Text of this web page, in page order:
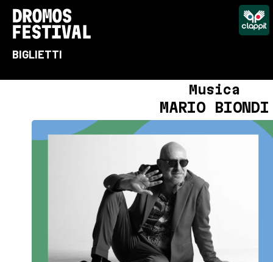
BIGLIETTI
Musica
MARIO BIONDI